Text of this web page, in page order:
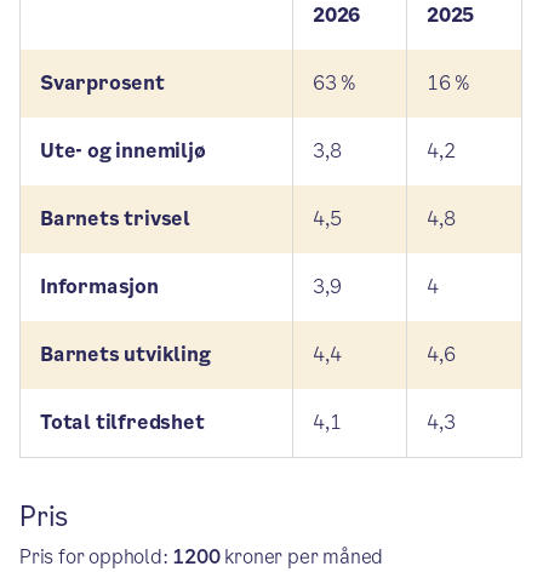
2026 2025
Svarprosent 63 % 16 %
Ute- og innemiljø 3,8 4,2
Barnets trivsel 4,5 4,8
Informasjon 3,9 4
Barnets utvikling 4,4 4,6
Total tilfredshet 4,1 4,3
Pris
Pris for opphold: 1200kroner per måned